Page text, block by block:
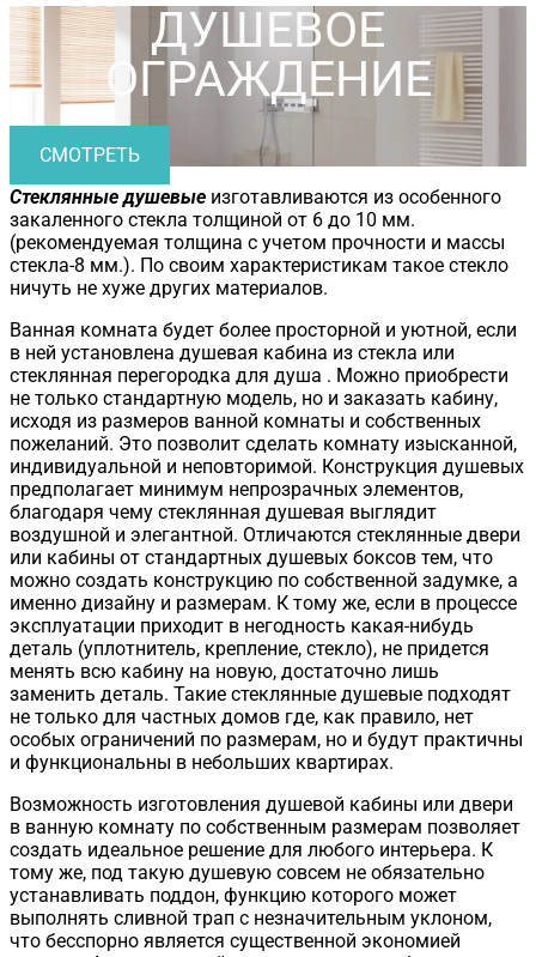
ДУШЕВОЕ
ОГРАЖДЕНИЕ
СМОТРЕТЬ
Стеклянные душевые изготавливаются из особенного
закаленного стекла толщиной от 6 до 10 мм.
(рекомендуемая толщина с учетом прочности и массы
стекла-8 мм.). По своим характеристикам такое стекло
ничуть не хуже других материалов.
Ванная комната будет более просторной и уютной, если
в ней установлена душевая кабина из стекла или
стеклянная перегородка для душа . Можно приобрести
не только стандартную модель, но и заказать кабину,
исходя из размеров ванной комнаты и собственных
пожеланий. Это позволит сделать комнату изысканной,
индивидуальной и неповторимой. Конструкция душевых
предполагает минимум непрозрачных элементов,
благодаря чему стеклянная душевая выглядит
воздушной и элегантной. Отличаются стеклянные двери
или кабины от стандартных душевых боксов тем, что
можно создать конструкцию по собственной задумке, а
именно дизайну и размерам. К тому же, если в процессе
эксплуатации приходит в негодность какая-нибудь
деталь (уплотнитель, крепление, стекло), не придется
менять всю кабину на новую, достаточно лишь
заменить деталь. Такие стеклянные душевые подходят
не только для частных домов где, как правило, нет
особых ограничений по размерам, но и будут практичны
и функциональны в небольших квартирах.
Возможность изготовления душевой кабины или двери
в ванную комнату по собственным размерам позволяет
создать идеальное решение для любого интерьера. К
тому же, под такую душевую совсем не обязательно
устанавливать поддон, функцию которого может
выполнять сливной трап с незначительным уклоном,
что бесспорно является существенной экономией